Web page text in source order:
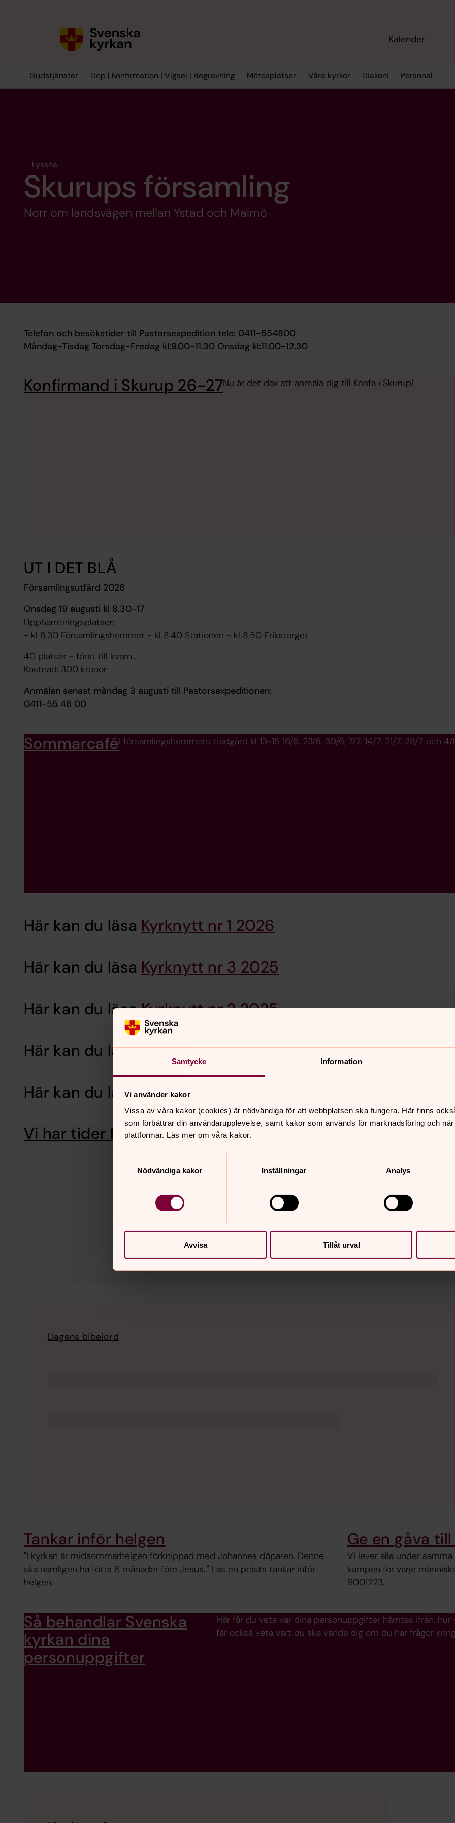
Samtycke Information
Vi använder kakor
Vissa av våra kakor (cookies) är nödvändiga för att webbplatsen ska fungera. Här finns
som förbättrar din användarupplevelse, samt kakor som används för marknadsföring och
plattformar. Läs mer om våra kakor.
Nödvändiga kakor
Inställningar Analys
Avvisa Tillåt urval
Kalender
Gudstjänster Dop | Konfirmation | Vigsel | Begravning Mötesplatser Våra kyrkor Diakoni Personal
Lyssna
Skurups församling
Norr om landsvägen mellan Ystad och Malmö
Telefon och besökstider till Pastorsexpedition tele: 0411-554800
Måndag-Tisdag Torsdag-Fredag kl:9.00-11.30 Onsdag kl:11.00-12.30
Konfirmand i Skurup 26-27Nu är det dax att anmäla dig till Konfa i Skurup!
UT I DET BLÅ
Församlingsutfärd 2026
Onsdag 19 augusti kl 8.30-17
Upphämtningsplatser:
- kl 8.30 Församlingshemmet - kl 8.40 Stationen - kl 8.50 Erikstorget
40 platser - först till kvarn...
Kostnad: 300 kronor
Anmälan senast måndag 3 augusti till Pastorsexpeditionen:
0411-55 48 00
SommarcaféI församlingshemmets trädgård kl 13-15 16/6, 23/6, 30/6, 7/7, 14/7, 21/7, 28/7 och
Här kan du läsa Kyrknytt nr 1 2026
Här kan du läsa Kyrknytt nr 3 2025
Här kan du läsaKyrknytt nr 2 2025
Här kan du läsaKyrknytt nr 1 2025
Här kan du läsaKyrknytt nr 4 2024
Vi har tider för dop Så ring oss och boka tid för dop – alla kan döpas oavsett ålder!
Dagens bibelord
Tankar inför helgen
"I kyrkan är midsommarhelgen förknippad med Johannes döparen. Denne
ska nämligen ha fötts 6 månader före Jesus.." Läs en prästs tankar inför
helgen.
Ge en gåva
Vi lever alla under
kampen för varje
9001223.
Så behandlar Svenska
kyrkan dina
personuppgifter
Här får du veta var dina personuppgifter hämtas ifrån,
får också veta vart du ska vända dig om du har frågor